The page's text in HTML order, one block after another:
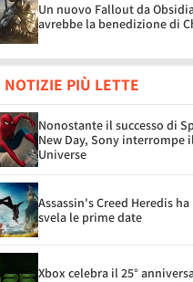
Un nuovo Fallout da
avrebbe la benedizione di
NOTIZIE PIÙ LETTE
Nonostante il successo di
New Day, Sony interrompe
Universe
Assassin's Creed Heredis
svela le prime date
Xbox celebra il 25°